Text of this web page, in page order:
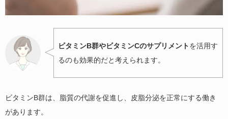
ビタミンB群やビタミンCのサプリメントを活用す
るのも効果的だと考えられます。
ビタミンB群は、脂質の代謝を促進し、皮脂分泌を正常にする働き
があります。